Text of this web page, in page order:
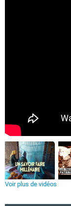
Voir plus de vidéos